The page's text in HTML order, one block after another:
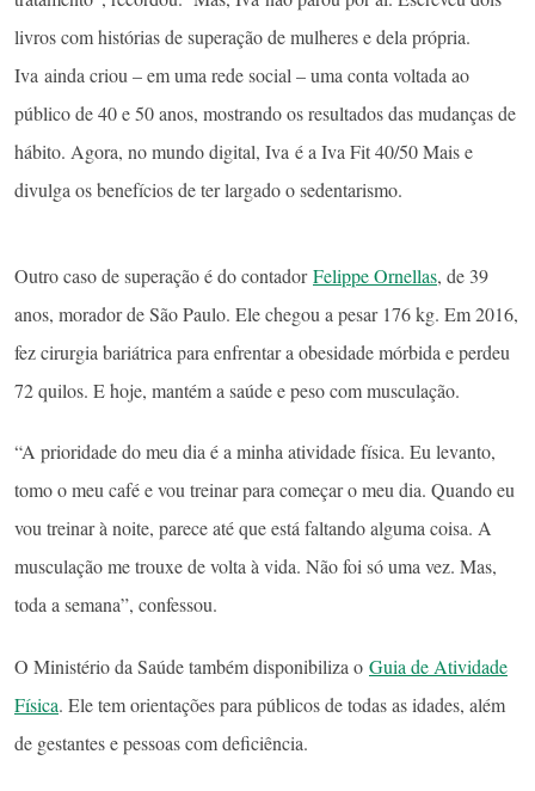
livros com histórias de superação de mulheres e dela própria.
Iva ainda criou – em uma rede social – uma conta voltada ao
público de 40 e 50 anos, mostrando os resultados das mudanças de
hábito. Agora, no mundo digital, Iva é a Iva Fit 40/50 Mais e
divulga os benefícios de ter largado o sedentarismo.
Outro caso de superação é do contadorFelippe Ornellas, de 39
anos, morador de São Paulo. Ele chegou a pesar 176 kg. Em 2016,
fez cirurgia bariátrica para enfrentar a obesidade mórbida e perdeu
72 quilos. E hoje, mantém a saúde e peso com musculação.
“A prioridade do meu dia é a minha atividade física. Eu levanto,
tomo o meu café e vou treinar para começar o meu dia. Quando eu
vou treinar à noite, parece até que está faltando alguma coisa. A
musculação me trouxe de volta à vida. Não foi só uma vez. Mas,
toda a semana”, confessou.
O Ministério da Saúde também disponibiliza o Guia de Atividade
Física. Ele tem orientações para públicos de todas as idades, além
de gestantes e pessoas com deficiência.